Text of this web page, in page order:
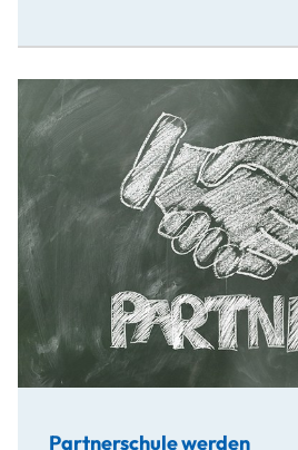
Partnerschule werden